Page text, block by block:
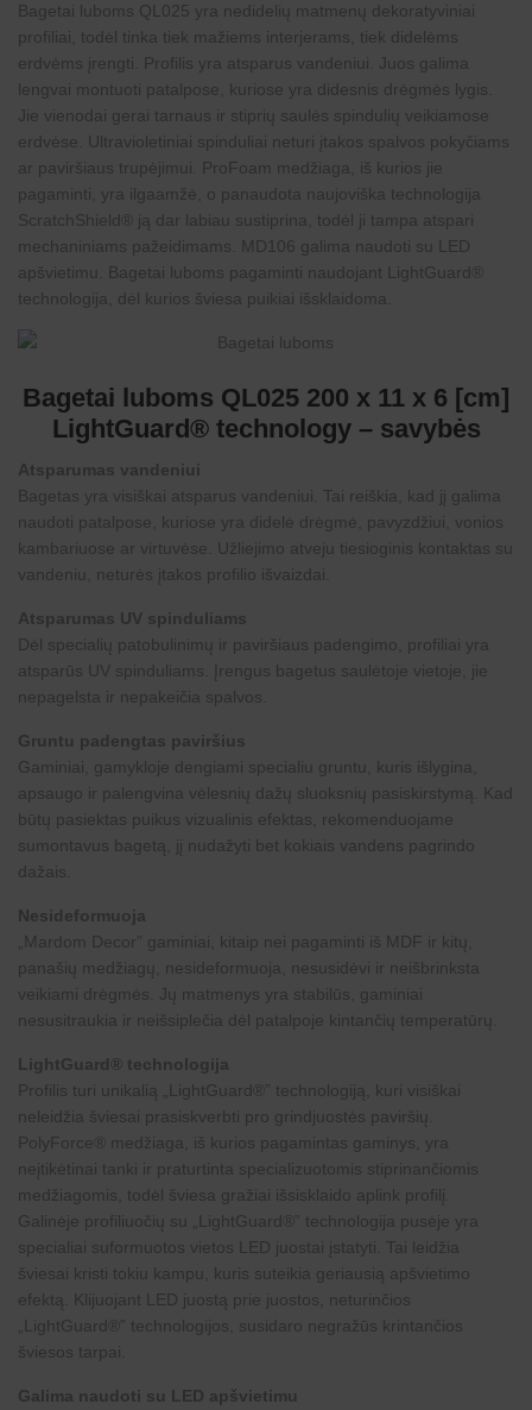
Bagetai luboms QL025 yra nedidelių matmenų dekoratyviniai
profiliai, todėl tinka tiek mažiems interjerams, tiek didelėms
erdvėms įrengti. Profilis yra atsparus vandeniui. Juos galima
lengvai montuoti patalpose, kuriose yra didesnis drėgmės lygis.
Jie vienodai gerai tarnaus ir stiprių saulės spindulių veikiamose
erdvėse. Ultravioletiniai spinduliai neturi įtakos spalvos pokyčiams
ar paviršiaus trupėjimui. ProFoam medžiaga, iš kurios jie
pagaminti, yra ilgaamžė, o panaudota naujoviška technologija
ScratchShield® ją dar labiau sustiprina, todėl ji tampa atspari
mechaniniams pažeidimams. MD106 galima naudoti su LED
apšvietimu. Bagetai luboms pagaminti naudojant LightGuard®
technologija, dėl kurios šviesa puikiai išsklaidoma.
Bagetai luboms QL025 200 x 11 x 6 [cm]
LightGuard® technology – savybės
Atsparumas vandeniui
Bagetas yra visiškai atsparus vandeniui. Tai reiškia, kad jį galima
naudoti patalpose, kuriose yra didelė drėgmė, pavyzdžiui, vonios
kambariuose ar virtuvėse. Užliejimo atveju tiesioginis kontaktas su
vandeniu, neturės įtakos profilio išvaizdai.
Atsparumas UV spinduliams
Dėl specialių patobulinimų ir paviršiaus padengimo, profiliai yra
atsparūs UV spinduliams
. Įrengus bagetus saulėtoje vietoje, jie
nepagelsta ir nepakeičia spalvos.
Gruntu padengtas paviršius
Gaminiai, gamykloje dengiami specialiu gruntu, kuris išlygina,
apsaugo ir palengvina vėlesnių dažų sluoksnių pasiskirstymą. Kad
būtų pasiektas puikus vizualinis efektas, rekomenduojame
sumontavus bagetą, jį nudažyti bet kokiais vandens pagrindo
dažais.
Nesideformuoja
Mardom Decor ” gaminiai, kitaip nei pagaminti iš MDF ir kitų,
panašių medžiagų, nesideformuoja, nesusidėvi ir neišbrinksta
veikiami drėgmės. Jų matmenys yra stabilūs, gaminiai
nesusitraukia ir neišsiplečia dėl patalpoje kintančių temperatūrų.
LightGuard® technologija
Profilis turi unikalią „LightGuard®” technologiją, kuri visiškai
neleidžia šviesai prasiskverbti pro grindjuostės paviršių.
PolyForce® medžiaga, iš kurios pagamintas gaminys, yra
neįtikėtinai tanki ir praturtinta specializuotomis stiprinančiomis
medžiagomis, todėl šviesa gražiai išsisklaido aplink profilį.
Galinėje profiliuočių su „LightGuard®” technologija pusėje yra
specialiai suformuotos vietos LED juostai įstatyti. Tai leidžia
šviesai kristi tokiu kampu, kuris suteikia geriausią apšvietimo
efektą. Klijuojant LED juostą prie juostos, neturinčios
„LightGuard®” technologijos, susidaro negražūs krintančios
šviesos tarpai.
Galima naudoti su LED apšvietimu